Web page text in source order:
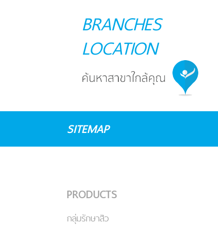
BRANCHES
LOCATION
SITEMAP
PRODUCTS
กลุ่มรักษาสิว